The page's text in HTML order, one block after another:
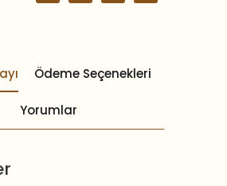
Ödeme Seçenekleri
Yorumlar